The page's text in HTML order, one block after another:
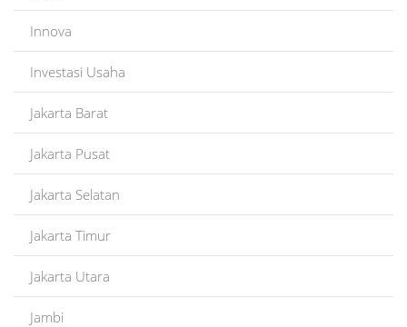
Innova
Investasi Usaha
Jakarta Barat
Jakarta Pusat
Jakarta Selatan
Jakarta Timur
Jakarta Utara
Jambi